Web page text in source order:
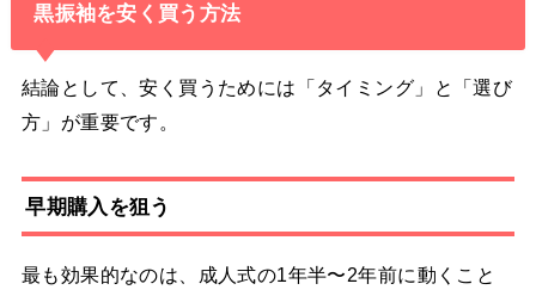
黒振袖を安く買う方法
結論として、安く買うためには「タイミング」と「選び
方」が重要です。
早期購入を狙う
最も効果的なのは、成人式の1年半〜2年前に動くこと